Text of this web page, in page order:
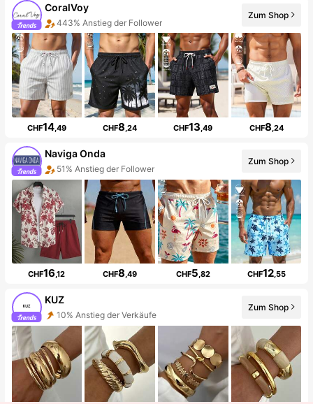
CoralVoy
443% Anstieg der Follower
Zum Shop
CHF14,49 CHF8 ,24 CHF13 ,49 CHF8 ,24
Naviga Onda
51% Anstieg der Follower
Zum Shop
CHF16 ,12 CHF8 ,49 CHF5 ,82 CHF12,55
KUZ
10% Anstieg der Verkäufe
Zum Shop